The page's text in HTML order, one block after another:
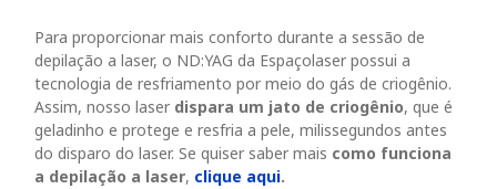
Para proporcionar mais conforto durante a sessão de
depilação a laser, o ND:YAG da Espaçolaser possui a
tecnologia de resfriamento por meio do gás de criogênio.
Assim, nosso laser dispara um jato de criogênio, que é
geladinho e protege e resfria a pele, milissegundos antes
do disparo do laser. Se quiser saber mais como funciona
a depilação a laser, clique aqui.